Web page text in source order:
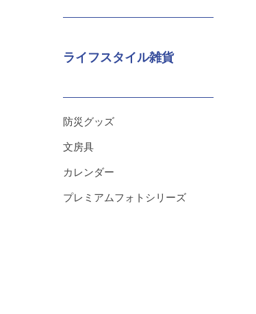
ライフスタイル雑貨
防災グッズ
文房具
カレンダー
プレミアムフォトシリーズ